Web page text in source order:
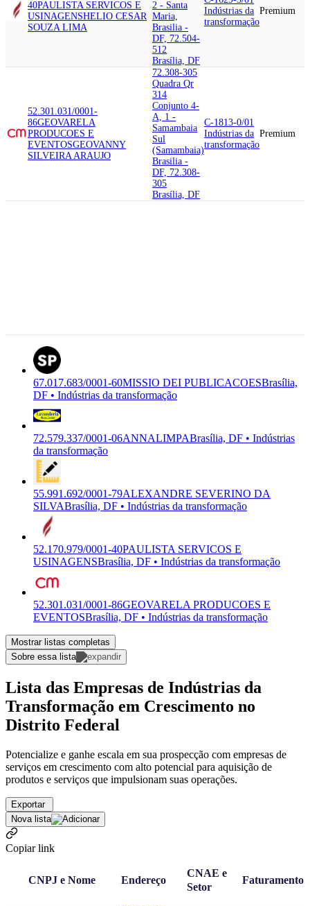
40PAULISTA SERVICOS E
USINAGENSHELIO CESAR
SOUZA LIMA
2 - Santa
Maria,
Brasilia -
DF, 72.504-
512
Brasília, DF
Indústrias da
transformação
Premium
52.301.031/0001-
86GEOVARELA
PRODUCOES E
EVENTOSGEOVANNY
SILVEIRA ARAUJO
72.308-305
Quadra Qr
314
Conjunto 4-
A, 1 -
Samambaia
Sul
(Samambaia)
Brasilia -
DF, 72.308-
305
Brasília, DF
C-1813-0/01
Indústrias da
transformação
Premium
67.017.683/0001-60MISSIO DEI PUBLICACOESBrasília,
DF • Indústrias da transformação
72.579.337/0001-06ANNALIMPABrasília, DF • Indústrias
da transformação
55.991.692/0001-79ALEXANDRE SEVERINO DA
SILVABrasília, DF • Indústrias da transformação
52.170.979/0001-40PAULISTA SERVICOS E
USINAGENSBrasília, DF • Indústrias da transformação
52.301.031/0001-86GEOVARELA PRODUCOES E
EVENTOSBrasília, DF • Indústrias da transformação
Mostrar listas completas
Sobre essa lista
Lista das Empresas de Indústrias da
Transformação em Crescimento no
Distrito Federal
Potencialize e ganhe escala em sua prospecção com empresas de
serviços em crescimento com alto potencial para aquisição de
produtos e serviços que impulsionam suas operações.
Exportar
Nova lista
Copiar link
CNPJ e Nome Endereço
CNAE e
Setor
Faturamento